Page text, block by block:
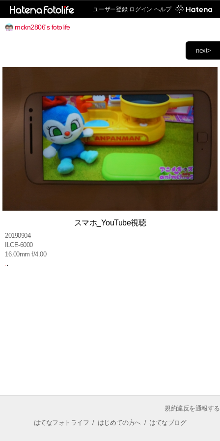
ユーザー登録 ログイン ヘルプ
mckn2806's fotolife
next>
スマホ_YouTube視聴
20190904
ILCE-6000
16.00mm f/4.00
規約違反を通報する
はてなフォトライフ / はじめての方へ/ はてなブログ